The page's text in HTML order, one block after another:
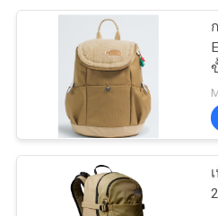
กระเป๋าช้อ
ทอ